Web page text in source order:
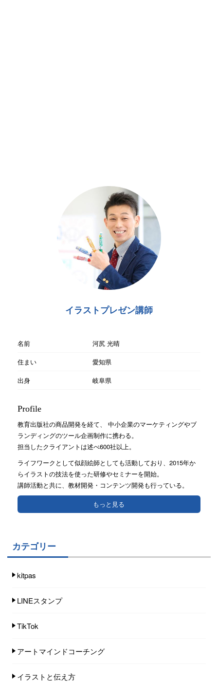
イラストプレゼン講師
名前
河尻 光晴
住まい
愛知県
出身
岐阜県
Profile
教育出版社の商品開発を経て、 中小企業のマーケティングやブ
ランディングのツール企画制作に携わる。
担当したクライアントは述べ600社以上。
ライフワークとして似顔絵師としても活動しており、2015年か
らイラストの技法を使った研修やセミナーを開始。
講師活動と共に、教材開発・コンテンツ開発も行っている。
もっと見る
カテゴリー
kitpas
LINEスタンプ
TikTok
アートマインドコーチング
イラストと伝え方